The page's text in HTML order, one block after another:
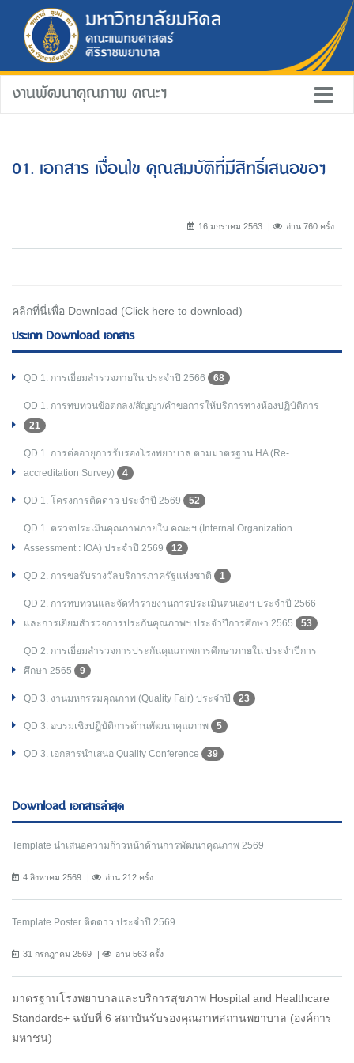
งานพัฒนาคุณภาพ คณะฯ
01. เอกสาร เงื่อนไข คุณสมบัติที่มีสิทธิ์เสนอขอฯ
16 มกราคม 2563 อ่าน 760 ครั้ง
คลิกที่นี่เพื่อ Download (Click here to download)
ประเภท Download เอกสาร
QD 1. การเยี่ยมสำรวจภายใน ประจำปี 2566 68
QD 1. การทบทวนข้อตกลง/สัญญา/คำขอการให้บริการทางห้องปฏิบัติการ
21
QD 1. การต่ออายุการรับรองโรงพยาบาล ตามมาตรฐาน HA (Re-
accreditation Survey)
4
QD 1. โครงการติดดาว ประจำปี 2569 52
QD 1. ตรวจประเมินคุณภาพภายใน คณะฯ (Internal Organization
Assessment : IOA) ประจำปี 2569
12
QD 2. การขอรับรางวัลบริการภาครัฐแห่งชาติ 1
QD 2. การทบทวนและจัดทำรายงานการประเมินตนเองฯ ประจำปี 2566
และการเยี่ยมสำรวจการประกันคุณภาพฯ ประจำปีการศึกษา 2565
53
QD 2. การเยี่ยมสำรวจการประกันคุณภาพการศึกษาภายใน ประจำปีการ
ศึกษา 2565
9
QD 3. งานมหกรรมคุณภาพ (Quality Fair) ประจำปี 23
QD 3. อบรมเชิงปฏิบัติการด้านพัฒนาคุณภาพ 5
QD 3. เอกสารนำเสนอ Quality Conference 39
Download เอกสารล่าสุด
Template นำเสนอความก้าวหน้าด้านการพัฒนาคุณภาพ 2569
4 สิงหาคม 2569 อ่าน 212 ครั้ง
Template Poster ติดดาว ประจำปี 2569
31 กรกฎาคม 2569 อ่าน 563 ครั้ง
มาตรฐานโรงพยาบาลและบริการสุขภาพ Hospital and Healthcare
Standards+ ฉบับที่ 6 สถาบันรับรองคุณภาพสถานพยาบาล (องค์การ
มหาชน)